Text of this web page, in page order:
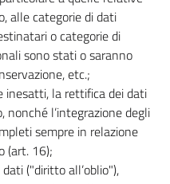
alle categorie di dati
o categorie di
sono stati o saranno
etc.;
inesatti, la rettifica dei dati
nonché l’integrazione degli
sempre in relazione
(art. 16);
("diritto all’oblio"),